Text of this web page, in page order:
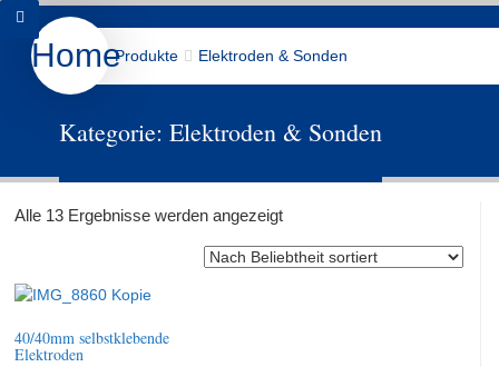
Produkte Wir über Uns
Downloads Datenschutz Shop
HomeProdukte Elektroden & Sonden
Kategorie:Elektroden & Sonden
Alle 13 Ergebnisse werden angezeigtNach
Beliebtheit
sortiert
40/40mm selbstklebende
Elektroden